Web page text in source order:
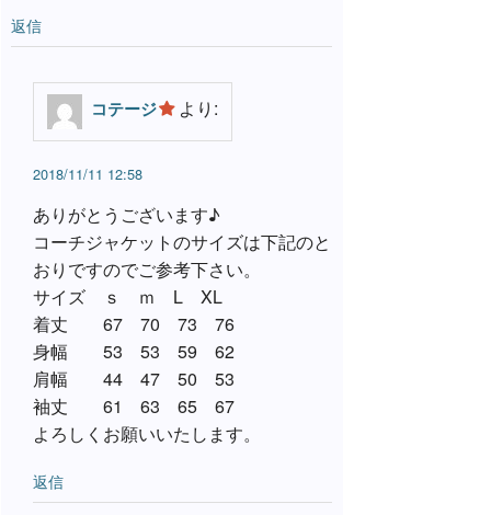
返信
コテージ より:
2018/11/11 12:58
ありがとうございます♪
コーチジャケットのサイズは下記のと
おりですのでご参考下さい。
サイズ ｓ ｍ L XL
着丈 67 70 73 76
身幅 53 53 59 62
肩幅 44 47 50 53
袖丈 61 63 65 67
よろしくお願いいたします。
返信